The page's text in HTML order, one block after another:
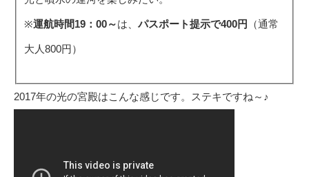
※運航時間19：00～は、パスポート提示で400円 （通常
大人800円）
2017年の光の宮殿はこんな感じです。ステキですね～♪